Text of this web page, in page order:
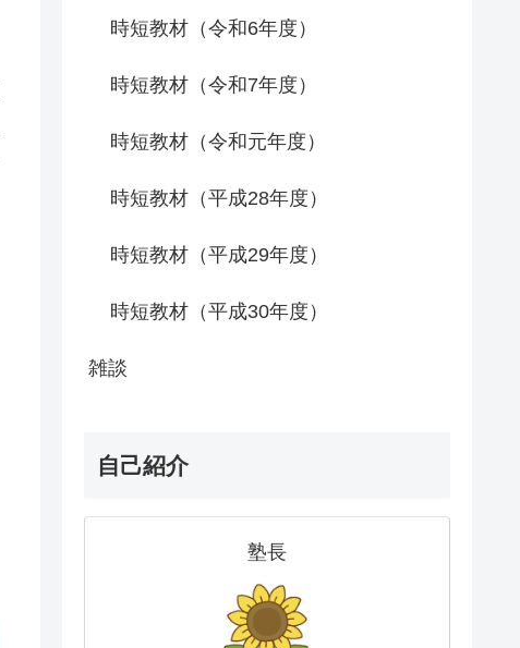
時短教材（令和6年度）
時短教材（令和7年度）
時短教材（令和元年度）
時短教材（平成28年度）
時短教材（平成29年度）
時短教材（平成30年度）
雑談
自己紹介
塾長